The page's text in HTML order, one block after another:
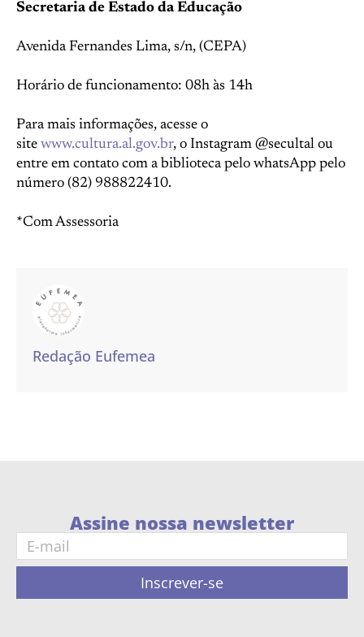
Secretaria de Estado da Educação
Avenida Fernandes Lima, s/n, (CEPA)
Horário de funcionamento: 08h às 14h
Para mais informações, acesse o
site www.cultura.al.gov.br, o Instagram @secultal ou
entre em contato com a biblioteca pelo whatsApp pelo
número (82) 988822410.
*Com Assessoria
Redação Eufemea
Assine nossa newsletter
Inscrever-se